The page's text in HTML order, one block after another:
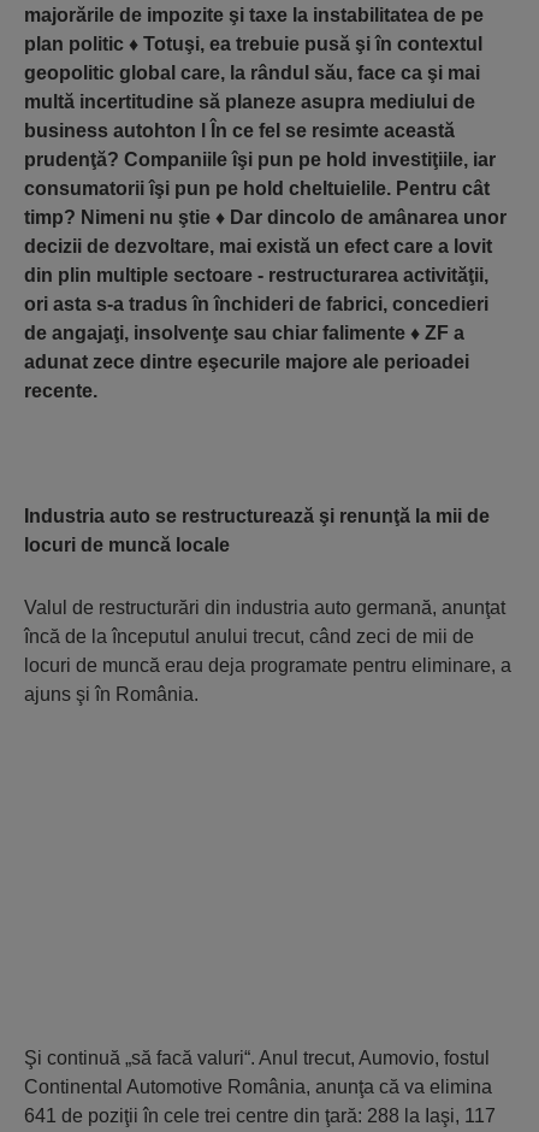
majorările de impozite şi taxe la instabilitatea de pe
plan politic ♦ Totuşi, ea trebuie pusă şi în contextul
geopolitic global care, la rândul său, face ca şi mai
multă incertitudine să planeze asupra mediului de
business autohton l În ce fel se resimte această
prudenţă? Companiile îşi pun pe hold investiţiile, iar
consumatorii îşi pun pe hold cheltuielile. Pentru cât
timp? Nimeni nu ştie ♦ Dar dincolo de amânarea unor
decizii de dezvoltare, mai există un efect care a lovit
din plin multiple sectoare - restructurarea activităţii,
ori asta s-a tradus în închideri de fabrici, concedieri
de angajaţi, insolvenţe sau chiar falimente ♦ ZF a
adunat zece dintre eşecurile majore ale perioadei
recente.
Industria auto se restructurează şi renunţă la mii de
locuri de muncă locale
Valul de restructurări din industria auto germană, anunţat
încă de la începutul anului trecut, când zeci de mii de
locuri de muncă erau deja programate pentru eli­minare, a
ajuns şi în România.
Şi continuă „să facă valuri“. Anul trecut, Au­mo­vio, fostul
Con­ti­nental Automotive Ro­mânia, anunţa că va elimina
641 de poziţii în cele trei centre din ţară: 288 la Iaşi, 117